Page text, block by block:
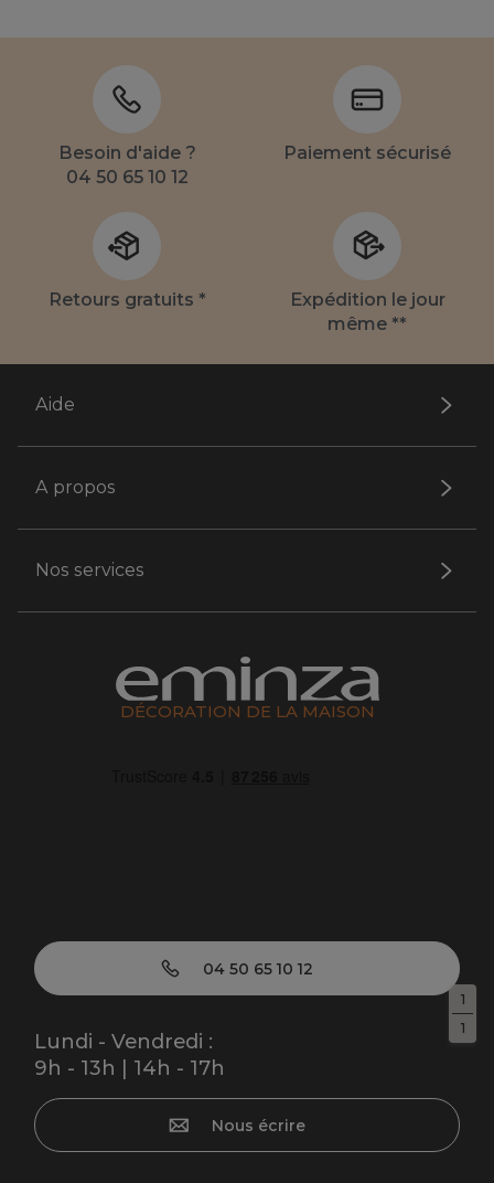
1
1
Besoin d'aide ?
04 50 65 10 12
Paiement sécurisé
Retours gratuits *
Expédition le jour
même **
Aide
A propos
Nos services
DÉCORATION DE LA MAISON
04 50 65 10 12
Lundi - Vendredi :
9h - 13h | 14h - 17h
Nous écrire